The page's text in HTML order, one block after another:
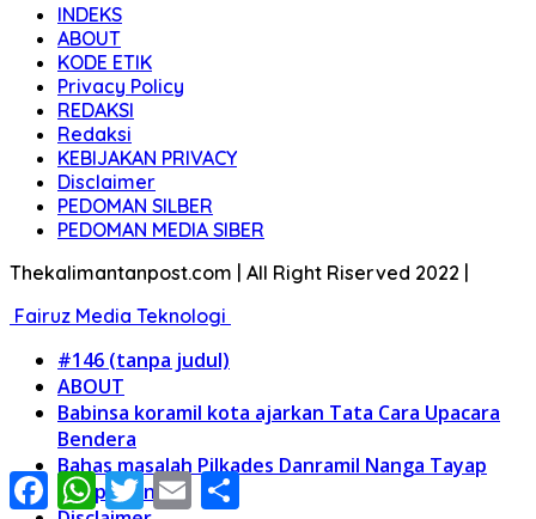
INDEKS
ABOUT
KODE ETIK
Privacy Policy
REDAKSI
Redaksi
KEBIJAKAN PRIVACY
Disclaimer
PEDOMAN SILBER
PEDOMAN MEDIA SIBER
Thekalimantanpost.com | All Right Riserved 2022 |
Fairuz Media Teknologi
#146 (tanpa judul)
ABOUT
Babinsa koramil kota ajarkan Tata Cara Upacara
Bendera
Bahas masalah Pilkades Danramil Nanga Tayap
sampaikan ini;
FacebookWhatsApp
TwitterEmailShare